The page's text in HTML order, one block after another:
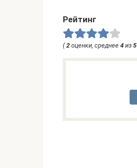
Рейтинг
(2 оценки, среднее 4 из 5